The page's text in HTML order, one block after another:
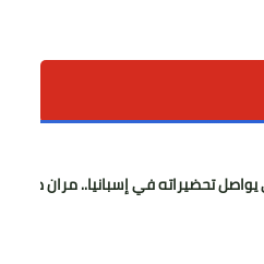
في إسبانيا.. مران صباحي قوي